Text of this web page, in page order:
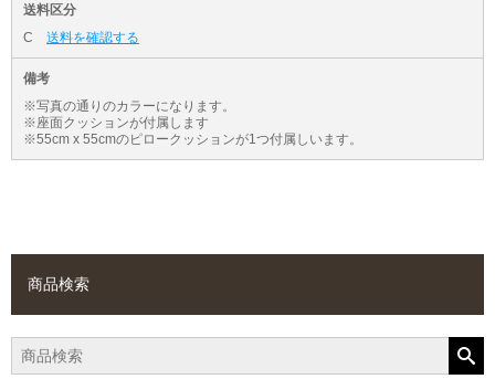
送料区分
C 送料を確認する
備考
※写真の通りのカラーになります。
※座面クッションが付属します
※55cm x 55cmのピロークッションが1つ付属しいます。
商品検索